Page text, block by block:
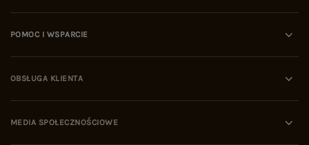
POMOC I WSPARCIE
OBSŁUGA KLIENTA
MEDIA SPOŁECZNOŚCIOWE